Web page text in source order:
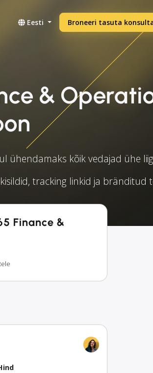
Eesti Broneeri tasuta
&
ühendamaks kõik vedajad ühe
tracking linkid ja bränditud
Finance &